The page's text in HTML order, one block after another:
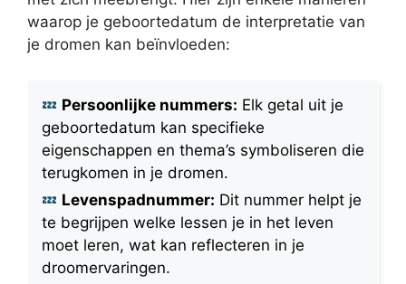
waarop je geboortedatum de interpretatie van
je dromen kan beïnvloeden:
Persoonlijke nummers: Elk getal uit je
geboortedatum kan specifieke
eigenschappen en thema’s symboliseren die
terugkomen in je dromen.
Levenspadnummer: Dit nummer helpt je
te begrijpen welke lessen je in het leven
moet leren, wat kan reflecteren in je
droomervaringen.